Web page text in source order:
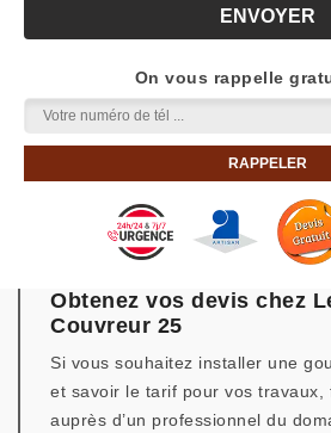
On vous rappelle
Obtenez vos devis chez
Couvreur 25
Si vous souhaitez installer une
et savoir le tarif pour vos travaux,
auprès d’un professionnel du